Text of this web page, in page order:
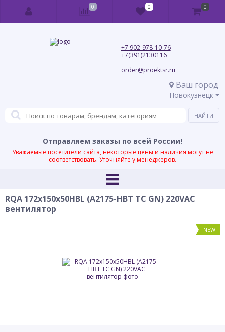
+7 902-978-10-76
+7(391)2130116
order@proektsr.ru
Ваш город
Новокузнецк
Отправляем заказы по всей России!
Уважаемые посетители сайта, некоторые цены и наличия могут не
соответствовать. Уточняйте у менеджеров.
RQA 172x150x50HBL (A2175-HBT TC GN) 220VAC
вентилятор
NEW
0 0 0